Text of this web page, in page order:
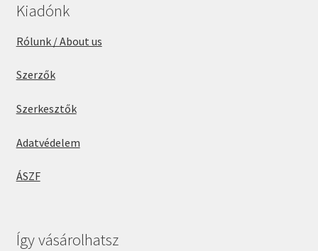
Kiadónk
Rólunk / About us
Szerzők
Szerkesztők
Adatvédelem
ÁSZF
Így vásárolhatsz